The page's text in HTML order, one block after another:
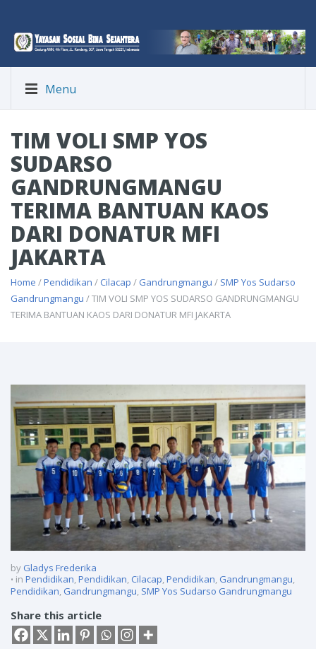
Menu
TIM VOLI SMP YOS
SUDARSO
GANDRUNGMANGU
TERIMA BANTUAN KAOS
DARI DONATUR MFI
JAKARTA
Home /Pendidikan / Cilacap / Gandrungmangu / SMP Yos Sudarso
Gandrungmangu / TIM VOLI SMP YOS SUDARSO GANDRUNGMANGU
TERIMA BANTUAN KAOS DARI DONATUR MFI JAKARTA
by Gladys Frederika
in Pendidikan,Pendidikan, Cilacap,Pendidikan, Gandrungmangu,
Pendidikan, Gandrungmangu, SMP Yos Sudarso Gandrungmangu
Share this article